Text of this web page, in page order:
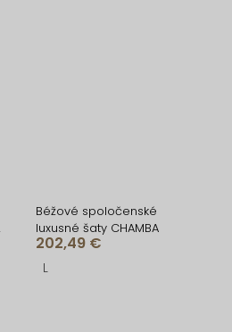
Béžové spoločenské
luxusné šaty CHAMBA
202,49 €
L